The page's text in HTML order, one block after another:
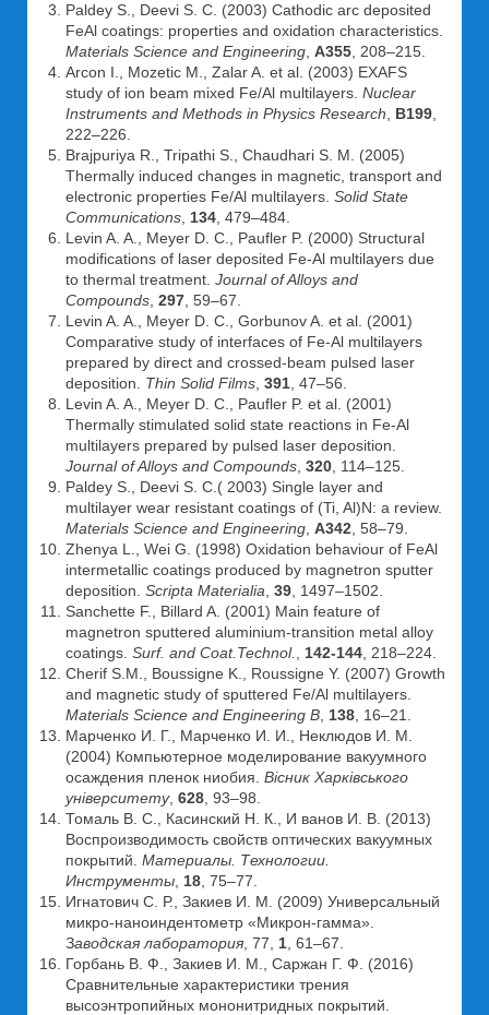
Paldey S., Deevi S. C. (2003) Cathodic arc deposited
FeAl coatings: properties and oxidation characteristics.
Materials Science and Engineering A355 , 208–215.
Arcon I., Mozetic M., Zalar A. et al. (2003) EXAFS
study of ion beam mixed Fe/Al multilayers. Nuclear
Instruments and Methods in Physics Research
B199
222–226.
Brajpuriya R., Tripathi S., Chaudhari S. M. (2005)
Thermally induced changes in magnetic, transport and
electronic properties Fe/Al multilayers. Solid State
Communications 134 , 479–484.
Levin A. A., Meyer D. C., Paufler P. (2000) Structural
modifications of laser deposited Fe-Al multilayers due
to thermal treatment. Journal of Alloys and
Compounds 297 , 59–67.
Levin A. A., Meyer D. C., Gorbunov A. et al. (2001)
Comparative study of interfaces of Fe-Al multilayers
prepared by direct and crossed-beam pulsed laser
deposition. Thin Solid Films 391 , 47–56.
Levin A. A., Meyer D. C., Paufler P. et al. (2001)
Thermally stimulated solid state reactions in Fe-Al
multilayers prepared by pulsed laser deposition.
Journal of Alloys and Compounds 320 , 114–125.
Paldey S., Deevi S. C.( 2003) Single layer and
multilayer wear resistant coatings of (Ti, Al)N: a review.
Materials Science and Engineering A342 , 58–79.
Zhenya L., Wei G. (1998) Oxidation behaviour of FeAl
intermetallic coatings produced by magnetron sputter
deposition. Scripta Materialia 39 , 1497–1502.
Sanchette F., Billard A. (2001) Main feature of
magnetron sputtered aluminium-transition metal alloy
coatings. Surf. and Coat.Technol. 142-144 , 218–224.
Cherif S.M., Boussigne K., Roussigne Y. (2007) Growth
and magnetic study of sputtered Fe/Al multilayers.
Materials Science and Engineering B 138 , 16–21.
Марченко И. Г., Марченко И. И., Неклюдов И. М.
(2004) Компьютерное моделирование вакуумного
осаждения пленок ниобия. Вісник Харківського
університету, 628 , 93–98.
Томаль В. С., Касинский Н. К., И ванов И. В. (2013)
Воспроизводимость свойств оптических вакуумных
покрытий. Материалы. Технологии.
Инструменты 18 , 75–77.
Игнатович С. Р., Закиев И. М. (2009) Универсальный
микро-наноиндентометр «Микрон-гамма».
Заводская лаборатория , 77, 1 , 61–67.
Горбань В. Ф., Закиев И. М., Саржан Г. Ф. (2016)
Сравнительные характеристики трения
высоэнтропийных мононитридных покрытий.